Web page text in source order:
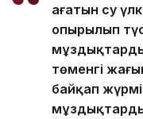
ағатын су
опырылып
төменгі
байқап
мұздықтарды